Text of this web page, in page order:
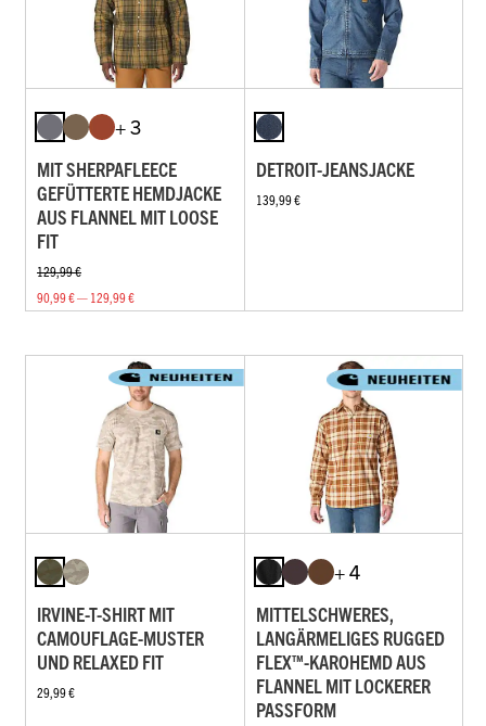
+ 3
MIT SHERPAFLEECE
GEFÜTTERTE HEMDJACKE
AUS FLANNEL MIT LOOSE
FIT
129,99 €
90,99 € — 129,99 €
DETROIT-JEANSJACKE
139,99 €
IRVINE-T-SHIRT MIT
CAMOUFLAGE-MUSTER
UND RELAXED FIT
29,99 €
+ 4
MITTELSCHWERES,
LANGÄRMELIGES RUGGED
FLEX™-KAROHEMD AUS
FLANNEL MIT LOCKERER
PASSFORM